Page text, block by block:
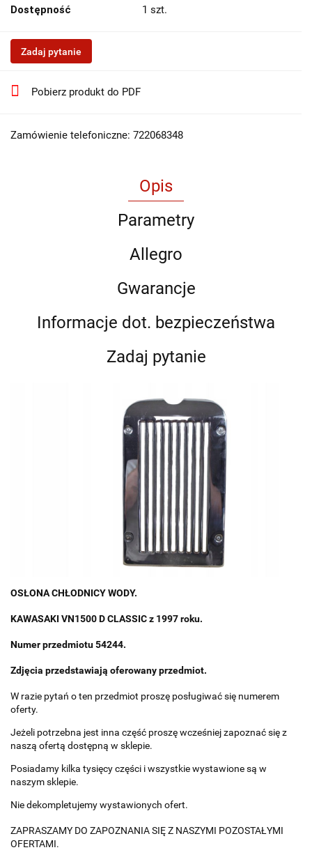
Dostępność 1 szt.
Zadaj pytanie
Pobierz produkt do PDF
Zamówienie telefoniczne: 722068348
Opis
Parametry
Allegro
Gwarancje
Informacje dot. bezpieczeństwa
Zadaj pytanie
OSŁONA CHŁODNICY WODY.
KAWASAKI VN1500 D CLASSIC z 1997 roku.
Numer przedmiotu 54244.
Zdjęcia przedstawiają oferowany przedmiot.
W razie pytań o ten przedmiot proszę posługiwać się numerem
oferty.
Jeżeli potrzebna jest inna część proszę wcześniej zapoznać się z
naszą ofertą dostępną w sklepie.
Posiadamy kilka tysięcy części i wszystkie wystawione są w
naszym sklepie.
Nie dekompletujemy wystawionych ofert.
ZAPRASZAMY DO ZAPOZNANIA SIĘ Z NASZYMI POZOSTAŁYMI
OFERTAMI.